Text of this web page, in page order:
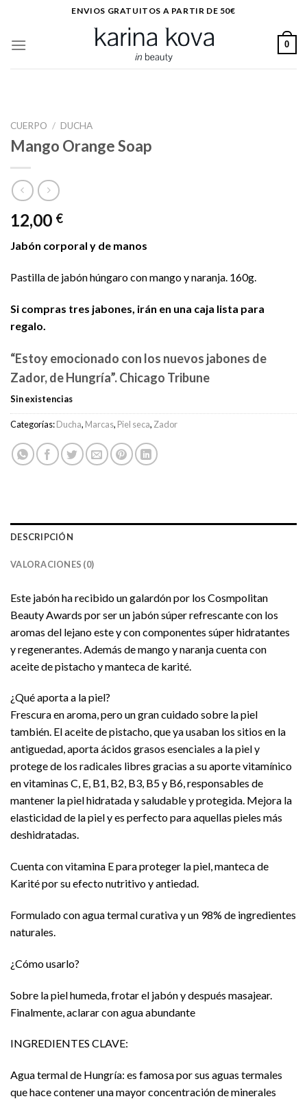
contenido
ENVIOS GRATUITOS A PARTIR DE 50€
0
CUERPO / DUCHA
Mango Orange Soap
12,00 €
Jabón corporal y de manos
Pastilla de jabón húngaro con mango y naranja. 160g.
Si compras tres jabones, irán en una caja lista para
regalo.
“Estoy emocionado con los nuevos jabones de
Zador, de Hungría”. Chicago Tribune
Sin existencias
Categorías:Ducha, Marcas, Piel seca, Zador
DESCRIPCIÓN
VALORACIONES (0)
Este jabón ha recibido un galardón por los Cosmpolitan
Beauty Awards por ser un jabón súper refrescante con los
aromas del lejano este y con componentes súper hidratantes
y regenerantes. Además de mango y naranja cuenta con
aceite de pistacho y manteca de karité.
¿Qué aporta a la piel?
Frescura en aroma, pero un gran cuidado sobre la piel
también. El aceite de pistacho, que ya usaban los sitios en la
antiguedad, aporta ácidos grasos esenciales a la piel y
protege de los radicales libres gracias a su aporte vitamínico
en vitaminas C, E, B1, B2, B3, B5 y B6, responsables de
mantener la piel hidratada y saludable y protegida. Mejora la
elasticidad de la piel y es perfecto para aquellas pieles más
deshidratadas.
Cuenta con vitamina E para proteger la piel, manteca de
Karité por su efecto nutritivo y antiedad.
Formulado con agua termal curativa y un 98% de ingredientes
naturales.
¿Cómo usarlo?
Sobre la piel humeda, frotar el jabón y después masajear.
Finalmente, aclarar con agua abundante
INGREDIENTES CLAVE:
Agua termal de Hungría: es famosa por sus aguas termales
que hace contener una mayor concentración de minerales